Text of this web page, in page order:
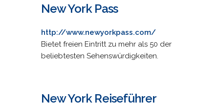
New York Pass
http://www.newyorkpass.com/
Bietet freien Eintritt zu mehr als 50 der
beliebtesten Sehenswürdigkeiten.
New York Reiseführer